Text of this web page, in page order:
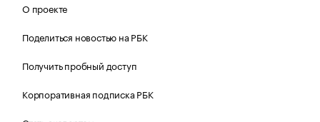
О проекте
Поделиться новостью на РБК
Получить пробный доступ
Корпоративная подписка РБК